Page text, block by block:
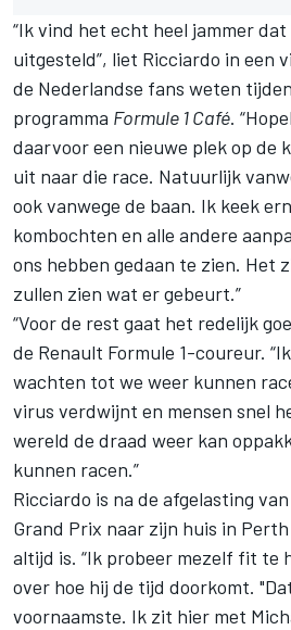
“Ik vind het echt heel jammer
uitgesteld”, liet Ricciardo in een
de Nederlandse fans weten
programma Formule 1 Café.
daarvoor een nieuwe plek op de
uit naar die race. Natuurlijk
ook vanwege de baan. Ik keek
kombochten en alle andere
ons hebben gedaan te zien. Het
zullen zien wat er gebeurt.”
“Voor de rest gaat het redelijk
de Renault Formule 1-coureur.
wachten tot we weer kunnen
virus verdwijnt en mensen snel
wereld de draad weer kan
kunnen racen.”
Ricciardo is na de afgelasting
Grand Prix naar zijn huis in
altijd is. “Ik probeer mezelf fit te
over hoe hij de tijd doorkomt.
voornaamste. Ik zit hier met